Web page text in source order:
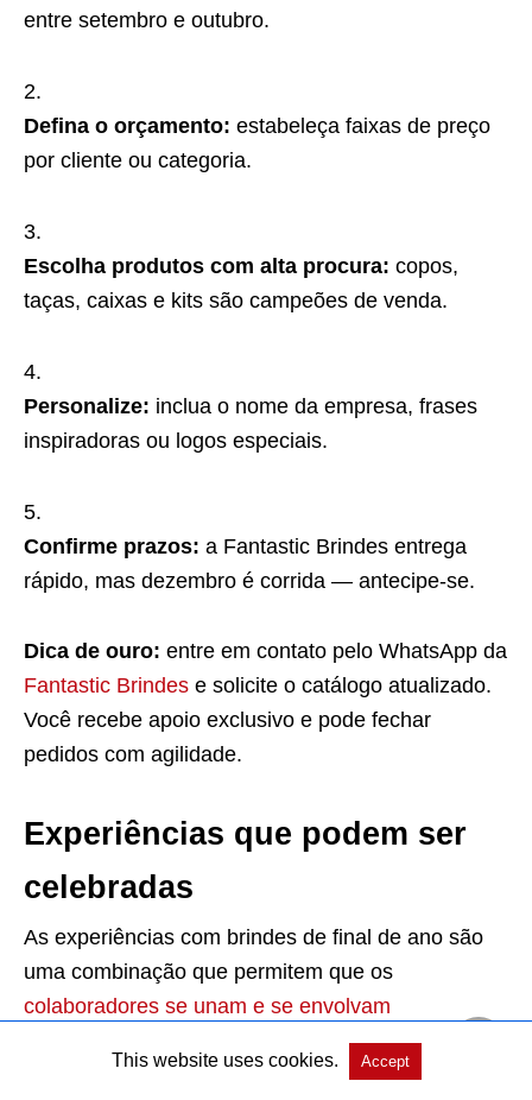
entre setembro e outubro.
Defina o orçamento: estabeleça faixas de preço
por cliente ou categoria.
Escolha produtos com alta procura: copos,
taças, caixas e kits são campeões de venda.
Personalize: inclua o nome da empresa, frases
inspiradoras ou logos especiais.
Confirme prazos: a Fantastic Brindes entrega
rápido, mas dezembro é corrida — antecipe-se.
Dica de ouro: entre em contato pelo WhatsApp da
Fantastic Brindes e solicite o catálogo atualizado.
Você recebe apoio exclusivo e pode fechar
pedidos com agilidade.
Experiências que podem ser
celebradas
As experiências com brindes de final de ano são
uma combinação que permitem que os
colaboradores se unam e se envolvam
participando de um evento divertido de sua
This website uses cookies. Accept